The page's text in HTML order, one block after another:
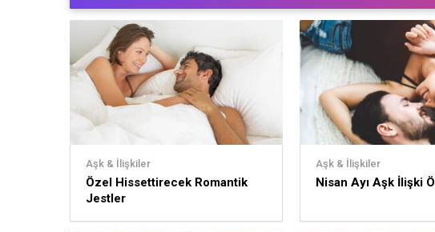
Aşk & İlişkiler
Özel Hissettirecek Romantik
Jestler
Aşk & İlişkiler
Nisan Ayı Aşk İlişki